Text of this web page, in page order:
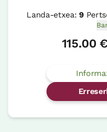
Landa-etxea:9
115.00